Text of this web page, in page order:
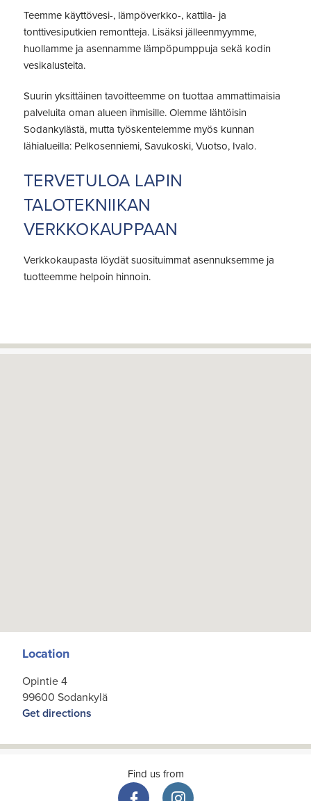
Teemme käyttövesi-, lämpöverkko-, kattila- ja
tonttivesiputkien remontteja. Lisäksi jälleenmyymme,
huollamme ja asennamme lämpöpumppuja sekä kodin
vesikalusteita.
Suurin yksittäinen tavoitteemme on tuottaa ammattimaisia
palveluita oman alueen ihmisille. Olemme lähtöisin
Sodankylästä, mutta työskentelemme myös kunnan
lähialueilla: Pelkosenniemi, Savukoski, Vuotso, Ivalo.
TERVETULOA LAPIN
TALOTEKNIIKAN
VERKKOKAUPPAAN
Verkkokaupasta löydät suosituimmat asennuksemme ja
tuotteemme helpoin hinnoin.
Location
Opintie 4
99600 Sodankylä
Get directions
Find us from